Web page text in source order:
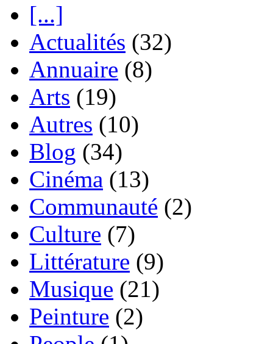
[...]
Actualités (32)
Annuaire (8)
Arts (19)
Autres (10)
Blog (34)
Cinéma (13)
Communauté (2)
Culture (7)
Littérature (9)
Musique (21)
Peinture (2)